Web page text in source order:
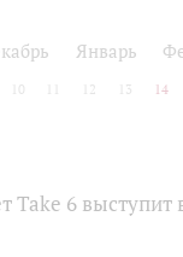
Январь
10 12 13 14
Take 6 выступит